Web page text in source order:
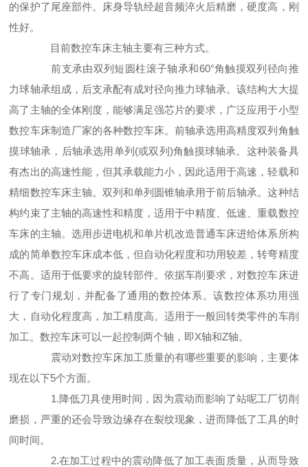
的保护了尾座部件。床身导轨经超音频淬火后精磨，硬度高，刚
性好。
目前数控车床主轴主要有三种方式。
前支承由双列短圆柱滚子轴承和60°角触摸双列径向推
力球轴承组成，后支承配有成对径向推力球轴承。该结构大大提
高了主轴的全体刚度，能够满足强芯片的要求，广泛应用于小型
数控车床制造厂家的各种数控车床。前轴承选用高精度双列角触
摸球轴承，后轴承选用单列(或双列)角触摸球轴承。这种装备具
有杰出的高速性能，但其承载能力小，因此适用于高速，轻载和
精细数控车床主轴。双列和单列圆锥轴承用于前后轴承。这种结
构约束了主轴的高速性和精度，适用于中精度、低速、重载数控
车床的主轴。选用步进电机和单片机改造普通车床进给体系所构
成的简单数控车床成本低，但自动化程度和功用较差，转弯精度
不高。适用于低要求的旋转部件。依据车削要求，对数控车床进
行了专门规划，并配备了通用的数控体系。该数控体系功用强
大，自动化程度高，加工精度高。适用于一般回转类零件的车削
加工。数控车床可以一起控制两个轴，即X轴和Z轴。
震动对数控车床加工质量的有哪些重要的影响，主要体
现在以下5个方面。
1.降低刀具使用时间，因为震动而影响了站呢工厂切削
磨损，严重的还会导致边缘存在裂纹现象，进而降低了工具的时
间时间。
2.在加工过程中的震动降低了加工表面质量，从而导致